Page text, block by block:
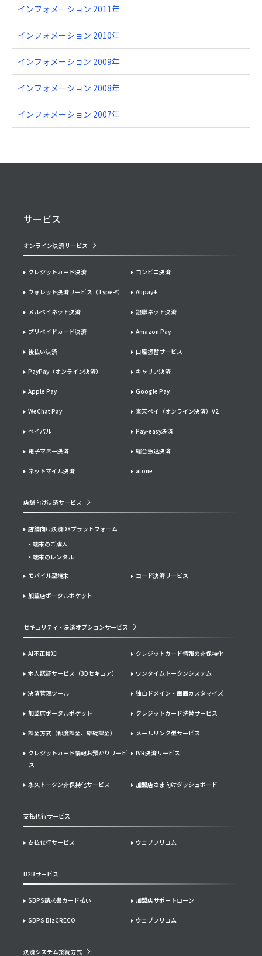
インフォメーション 2011年
インフォメーション 2010年
インフォメーション 2009年
インフォメーション 2008年
インフォメーション 2007年
サービス
オンライン決済サービス
クレジットカード決済 コンビニ決済
後払い決済
ペイパル
メルペイネット決済 銀聯ネット決済
プリペイドカード決済 Amazon Pay
Apple Pay
口座振替サービス
PayPay（オンライン決済） キャリア決済
ウォレット決済サービス（Type-Y） Alipay+
WeChat Pay 楽天ペイ（オンライン決済）V2
Google Pay
Pay-easy決済
電子マネー決済 総合振込決済
ネットマイル決済 atone
セキュリティ・決済オプションサービス
AI不正検知 クレジットカード情報の非保持化
本人認証サービス（3Dセキュア） ワンタイムトークンシステム
決済管理ツール 独自ドメイン・画面カスタマイズ
加盟店ポータルポケット クレジットカード洗替サービス
課金方式（都度課金、継続課金） メールリンク型サービス
クレジットカード情報お預かりサービ
ス
IVR決済サービス
永久トークン非保持化サービス 加盟店さま向けダッシュボード
店舗向け決済サービス
店舗向け決済DXプラットフォーム
端末のご購入
端末のレンタル
モバイル型端末 コード決済サービス
加盟店ポータルポケット
支払代行サービス
支払代行サービス ウェブフリコム
B2Bサービス
SBPS請求書カード払い 加盟店サポートローン
SBPS BizCRECO ウェブフリコム
決済システム接続方式